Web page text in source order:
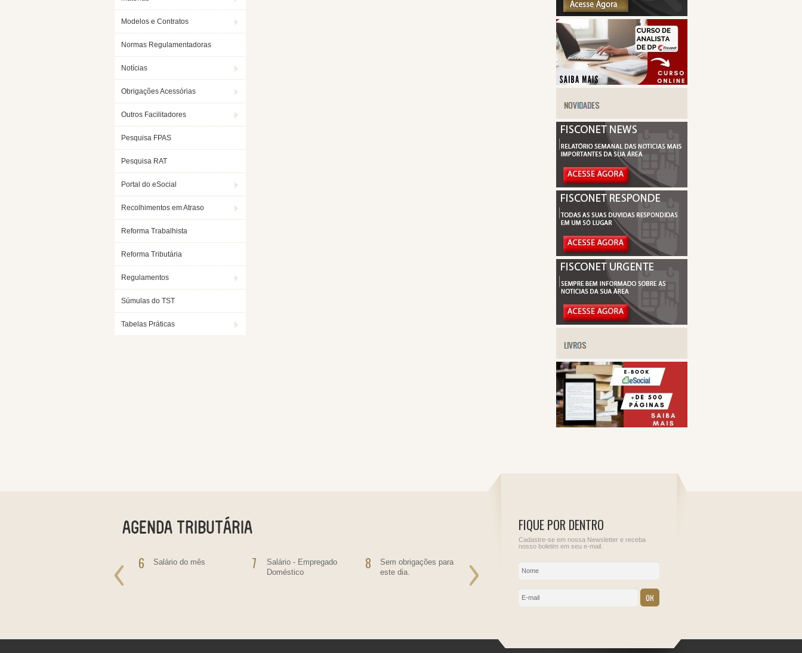
Modelos e Contratos
Normas Regulamentadoras
Notícias
Obrigações Acessórias
Outros Facilitadores
Pesquisa FPAS
Pesquisa RAT
Portal do eSocial
Recolhimentos em Atraso
Reforma Trabalhista
Reforma Tributária
Regulamentos
Súmulas do TST
Tabelas Práticas
Operações Financeiras
Próprio, Prêmios, Multas
6 Salário do mês 7
Salário - Empregado
Doméstico
8
Sem obrigações para
este dia.
Sem obrigações para
este dia.
Informe de Rendimentos
IRRF - Juros de
contratante de
FIQUE POR DENTRO
Cadastre-se em nossa Newsletter e receba
nosso boletim em seu e-mail.